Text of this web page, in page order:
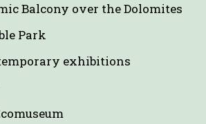
Balcony over the Dolomites
Park
exhibitions